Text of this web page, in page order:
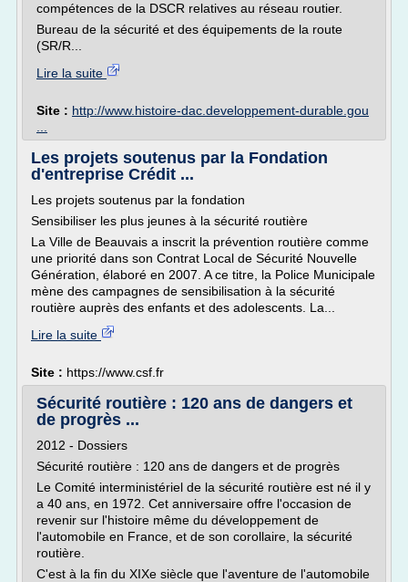
compétences de la DSCR relatives au réseau routier.
Bureau de la sécurité et des équipements de la route
(SR/R...
Lire la suite
Site : http://www.histoire-dac.developpement-durable.gou
Les projets soutenus par la Fondation
d'entreprise Crédit ...
Les projets soutenus par la fondation
Sensibiliser les plus jeunes à la sécurité routière
La Ville de Beauvais a inscrit la prévention routière comme
une priorité dans son Contrat Local de Sécurité Nouvelle
Génération, élaboré en 2007. A ce titre, la Police Municipale
mène des campagnes de sensibilisation à la sécurité
routière auprès des enfants et des adolescents. La...
Lire la suite
Site : https://www.csf.fr
Sécurité routière : 120 ans de dangers et
de progrès ...
2012 - Dossiers
Sécurité routière : 120 ans de dangers et de progrès
Le Comité interministériel de la sécurité routière est né il y
a 40 ans, en 1972. Cet anniversaire offre l'occasion de
revenir sur l'histoire même du développement de
l'automobile en France, et de son corollaire, la sécurité
routière.
C'est à la fin du XIXe siècle que l'aventure de l'automobile